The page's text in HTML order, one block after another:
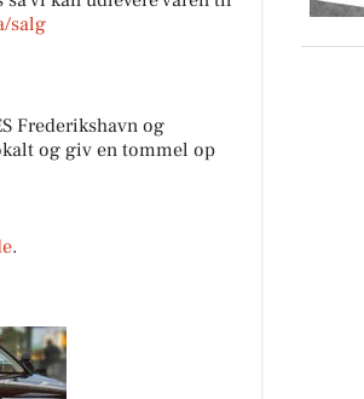
salg
Frederikshavn og
og giv en tommel op
.